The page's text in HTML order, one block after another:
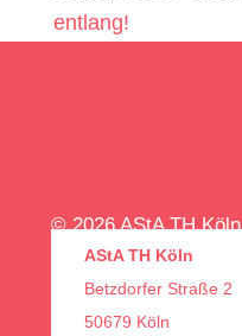
entlang!
© 2026 AStA TH Köln
AStA TH Köln
Betzdorfer Straße 2
50679 Köln